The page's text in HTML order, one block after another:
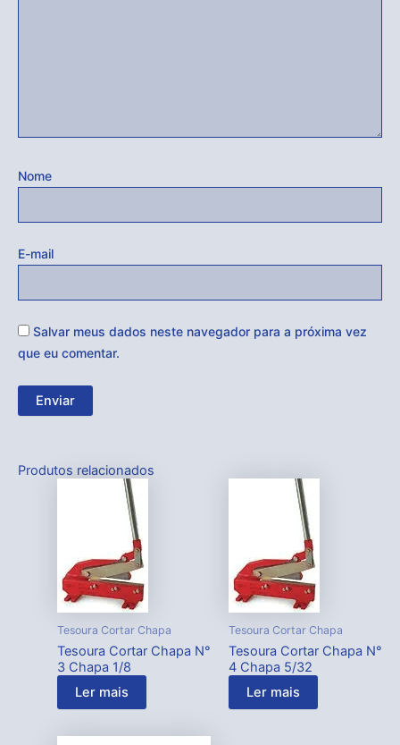
Nome
E-mail
Salvar meus dados neste navegador para a próxima vez
que eu comentar.
Produtos relacionados
Tesoura Cortar Chapa
Tesoura Cortar Chapa N°
3 Chapa 1/8
Ler mais
Tesoura Cortar Chapa
Tesoura Cortar Chapa N°
4 Chapa 5/32
Ler mais